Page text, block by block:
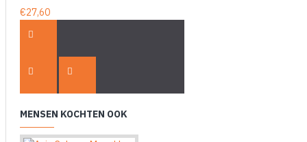
€27,60
MENSEN KOCHTEN OOK